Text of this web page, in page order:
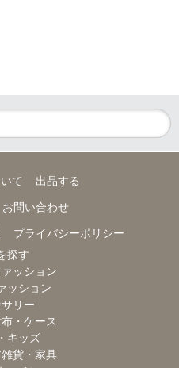
て 出品する
お問い合わせ
プライバシーポリシー
探す
ッション
ッション
リー
・ケース
キッズ
貨・家具